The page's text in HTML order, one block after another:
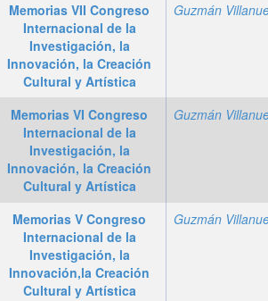
Memorias VII Congreso
Internacional de la
Investigación, la
Innovación, la Creación
Cultural y Artística
Memorias VI Congreso
Internacional de la
Investigación, la
Innovación, la Creación
Cultural y Artística
Memorias V Congreso
Internacional de la
Investigación, la
Innovación,la Creación
Cultural y Artística